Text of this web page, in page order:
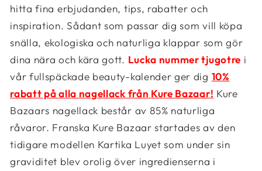
hitta fina erbjudanden, tips, rabatter och
inspiration. Sådant som passar dig som vill köpa
snälla, ekologiska och naturliga klappar som gör
dina nära och kära gott. Lucka nummer tjugotre i
vår fullspäckade beauty-kalender ger dig 10%
rabatt på alla nagellack från Kure Bazaar! Kure
Bazaars nagellack består av 85% naturliga
råvaror. Franska Kure Bazaar startades av den
tidigare modellen Kartika Luyet som under sin
graviditet blev orolig över ingredienserna i